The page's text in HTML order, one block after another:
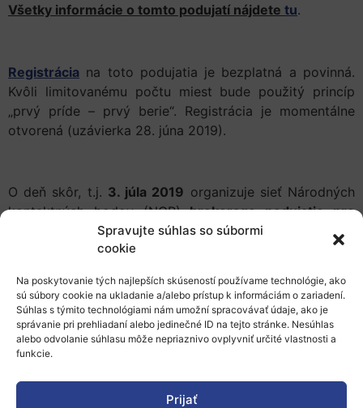
Spravujte súhlas so súbormi
cookie
Na poskytovanie tých najlepších skúseností používame technológie, ako
sú súbory cookie na ukladanie a/alebo prístup k informáciám o zariadení.
Súhlas s týmito technológiami nám umožní spracovávať údaje, ako je
správanie pri prehliadaní alebo jedinečné ID na tejto stránke. Nesúhlas
alebo odvolanie súhlasu môže nepriaznivo ovplyvniť určité vlastnosti a
funkcie.
Prijať
Všetky informácie o tomto podujatí nájdete tu.
Registrácia na toto podujatia je bezplatná a povinná.
Kvôli limitovanému počtu miest bude použitý princíp
„prvý príde – prvý berie“. Registrácia je momentálne
otvorená (uzávierka 28. júna 2019).
O deň skôr, t.j. 3. júla 2019 organizuje sieť Národných
kontaktných bodov (NCP)brokerage podujatie pre
vytváranie konzorcií do nadchádzajúcich výziev
v oblasti H2020 SC2 , pod názvom „BioHorizon SC2 and
Európskej komisie dňa 4. júla bude na toto brokerage
podujatie priamo nadväzovať.